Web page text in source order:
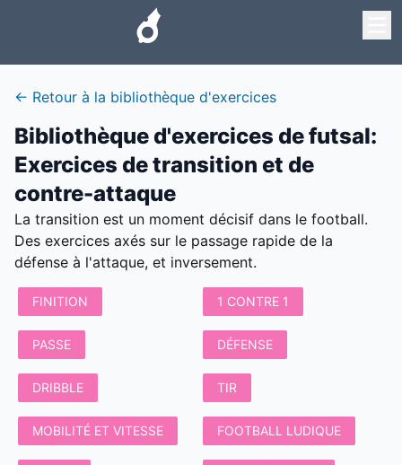
← Retour à la bibliothèque d'exercices
Bibliothèque d'exercices de futsal:
Exercices de transition et de
contre-attaque
La transition est un moment décisif dans le football.
Des exercices axés sur le passage rapide de la
défense à l'attaque, et inversement.
FINITION 1 CONTRE 1
PASSE DÉFENSE
DRIBBLE TIR
MOBILITÉ ET VITESSE FOOTBALL LUDIQUE